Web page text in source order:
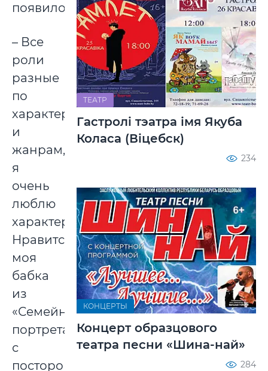
появилось.
– Все
роли
разные
по
характеру
и
жанрам,
я
очень
люблю
характерные.
Нравится
моя
бабка
из
«Семейного
портрета
с
посторонним»,
ТЕАТР
Гастролі тэатра імя Якуба
Коласа (Віцебск)
234
КОНЦЕРТЫ
Концерт образцового
театра песни «Шина-най»
284